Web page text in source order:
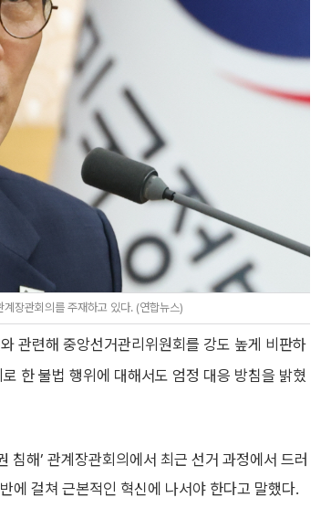
장관회의를 주재하고 있다. (연합뉴스)
관련해 중앙선거관리위원회를 강도 높게 비판하
한 불법 행위에 대해서도 엄정 대응 방침을 밝혔
침해’ 관계장관회의에서 최근 선거 과정에서 드러
에 걸쳐 근본적인 혁신에 나서야 한다고 말했다.